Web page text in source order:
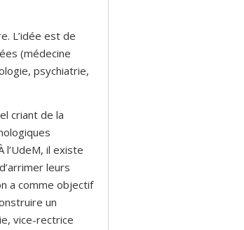
L’idée est de
(médecine
psychiatrie,
criant de la
il existe
leurs
a comme objectif
un
vice-rectrice